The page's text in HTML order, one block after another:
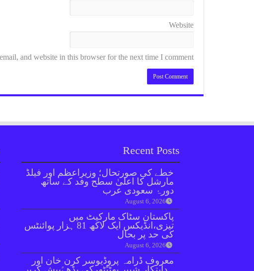
Website
and website in this browser for the next time I comment.
Recent Posts
خطے کی صورتحال؛ وزیراعظم اور فیلڈ
مارشل کا اعلیٰ سطح وفد کے ساتھ
دورۂ سعودی عرب
August 6, 2026
پاکستان سٹاک مارکیٹ میں
تیزی،انڈیکس ایک لاکھ 81 ہزار پوائنٹس
کی حد پر بحال
August 6, 2026
معروف ڈرامہ پروڈیوسر کرن خان اور